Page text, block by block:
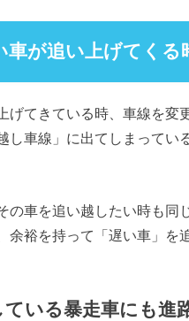
が追い上げてくる
げてきている時、車線を変
し車線」に出てしまってい
の車を追い越したい時も同
裕を持って「遅い車」を
いる暴走車にも進